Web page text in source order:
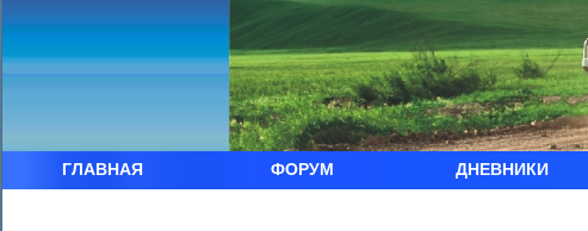
ГЛАВНАЯ ФОРУМ ДНЕВНИКИ